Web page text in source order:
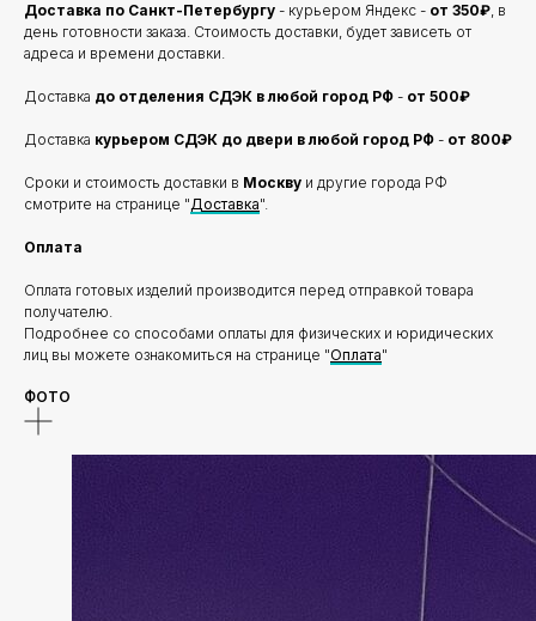
Доставка по Санкт-Петербургу - курьером Яндекс - от 350₽, в
день готовности заказа. Стоимость доставки, будет зависеть от
адреса и времени доставки.
Доставка до отделения СДЭК в любой город РФ - от 500₽
Доставка курьером СДЭК до двери в любой город РФ - от 800₽
Сроки и стоимость доставки в Москву и другие города РФ
смотрите на странице "Доставка".
Оплата
Оплата готовых изделий производится перед отправкой товара
получателю.
Подробнее со способами оплаты для физических и юридических
лиц вы можете ознакомиться на странице "Оплата"
ФОТО